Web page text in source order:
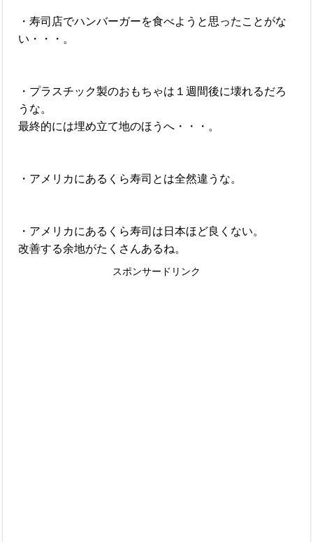
・寿司店でハンバーガーを食べようと思ったことがな
い・・・。
・プラスチック製のおもちゃは１週間後に壊れるだろ
うな。
最終的には埋め立て地のほうへ・・・。
・アメリカにあるくら寿司とは全然違うな。
・アメリカにあるくら寿司は日本ほど良くない。
改善する余地がたくさんあるね。
スポンサードリンク